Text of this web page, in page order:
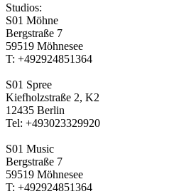
Studios:
S01 Möhne
Bergstraße 7
59519 Möhnesee
T: +492924851364
S01 Spree
Kiefholzstraße 2, K2
12435 Berlin
Tel: +493023329920
S01 Music
Bergstraße 7
59519 Möhnesee
T: +492924851364